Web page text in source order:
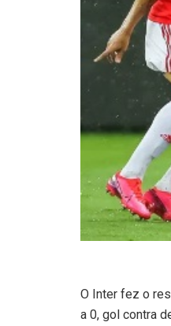
O Inter fez o
a 0, gol contra